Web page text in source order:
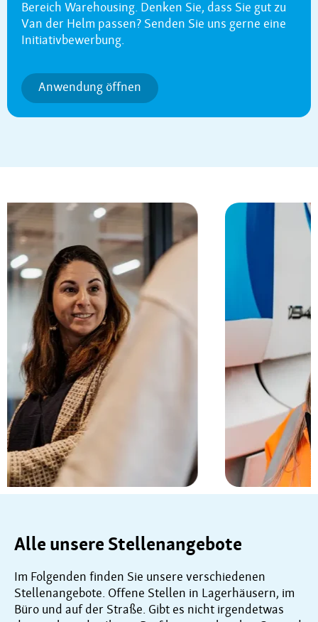
Bereich Warehousing. Denken Sie, dass Sie gut zu
Van der Helm passen? Senden Sie uns gerne eine
Initiativbewerbung.
Anwendung öffnen
Alle unsere Stellenangebote
Im Folgenden finden Sie unsere verschiedenen
Stellenangebote. Offene Stellen in Lagerhäusern, im
Büro und auf der Straße. Gibt es nicht irgendetwas